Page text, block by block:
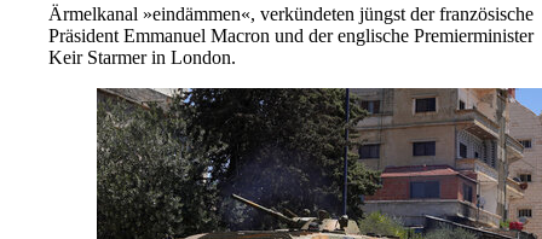
Ärmelkanal »eindämmen«, verkündeten jüngst der französische
Präsident Emmanuel Macron und der englische Premierminister
Keir Starmer in London.